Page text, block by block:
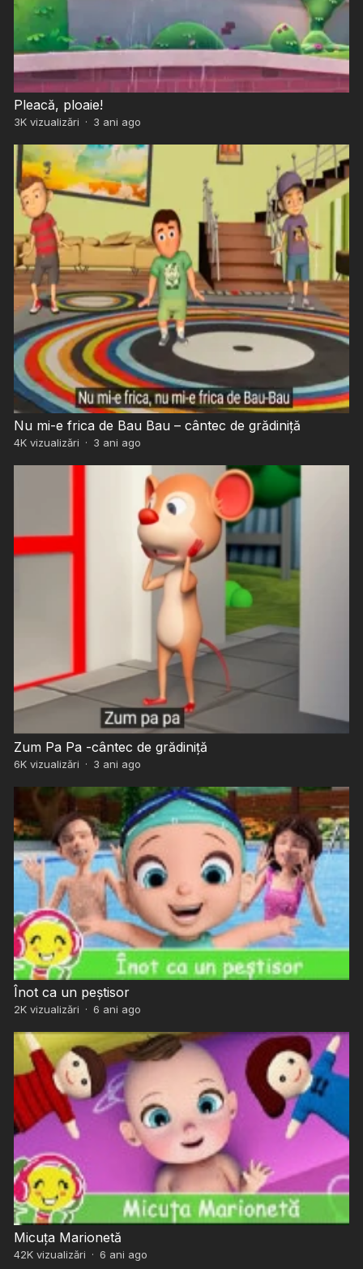
Pleacă, ploaie!
3Kvizualizări · 3 ani ago
Nu mi-e frica de Bau Bau – cântec de grădiniță
4Kvizualizări · 3 ani ago
Zum Pa Pa -cântec de grădiniță
6Kvizualizări · 3 ani ago
Înot ca un peștisor
2Kvizualizări · 6 ani ago
Micuța Marionetă
42Kvizualizări · 6 ani ago